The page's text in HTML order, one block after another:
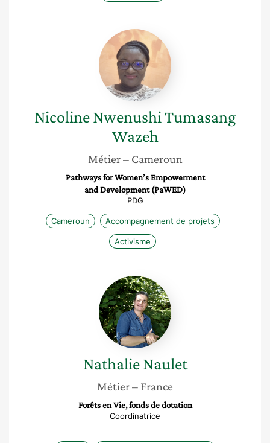
Nicoline
Nwenushi
Tumasang
Wazeh
Nicoline NwenushiTumasang
Wazeh
Métier – Cameroun
Pathways for Women’s Empowerment
and Development (PaWED)
PDG
Cameroun Accompagnement de projets
Activisme
Nathalie
Naulet
Nathalie Naulet
Métier– France
Forêts en Vie, fonds de dotation
Coordinatrice